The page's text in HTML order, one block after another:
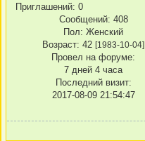
Приглашений: 0
Сообщений: 408
Пол: Женский
Возраст: 42 [1983-10-04]
Провел на форуме:
7 дней 4 часа
Последний визит:
2017-08-09 21:54:47